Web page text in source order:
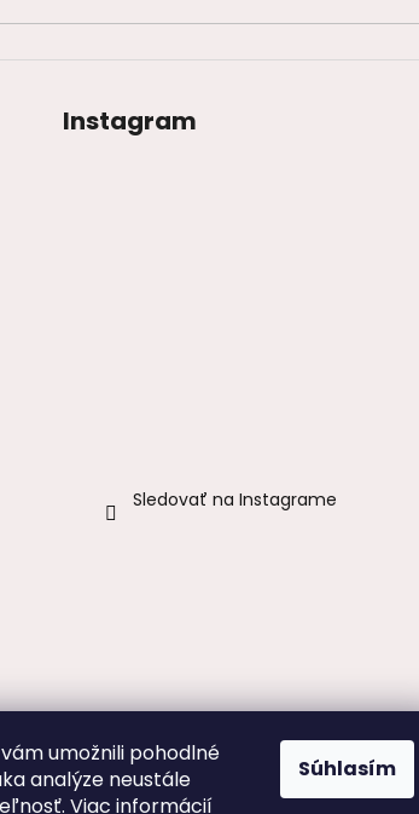
umožnili pohodlné
analýze neustále
Viac informácií
Súhlasím
Instagram
Sledovať na Instagrame